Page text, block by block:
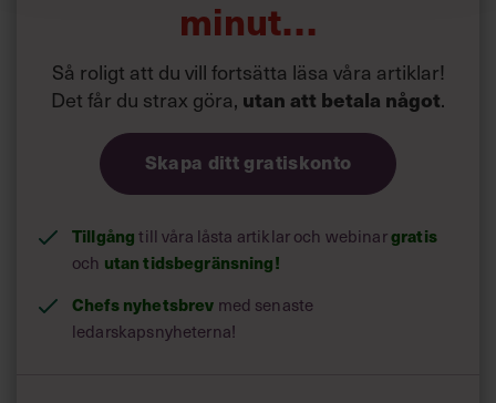
minut…
Så roligt att du vill fortsätta läsa våra artiklar!
Det får du strax göra, utan att betala något.
Skapa ditt gratiskonto
Tillgångtill våra låsta artiklar och webinargratis
och utan tidsbegränsning!
Chefs nyhetsbrev med senaste
ledarskapsnyheterna!